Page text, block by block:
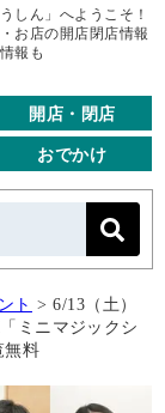
しん」へようこそ！
お店の開店閉店情報
報も
開店・閉店
おでかけ
ト > 6/13（土）
ミニマジックシ
無料